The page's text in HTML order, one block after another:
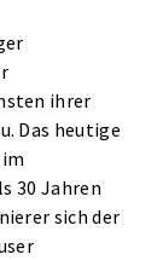
ihrer
Das heutige
30 Jahren
sich der